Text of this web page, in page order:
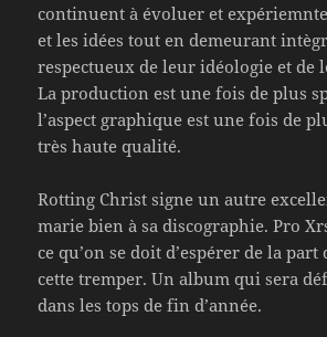
continuent à évoluer et
et les idées tout en demeurant
respectueux de leur idéologie et de
La production est une fois de plus
l’aspect graphique est une fois de
très haute qualité.
Rotting Christ signe un autre
marie bien à sa discographie. Pro
ce qu’on se doit d’espérer de la part
cette tremper. Un album qui sera
dans les tops de fin d’année.